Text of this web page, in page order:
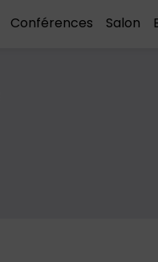
Conférences Salon